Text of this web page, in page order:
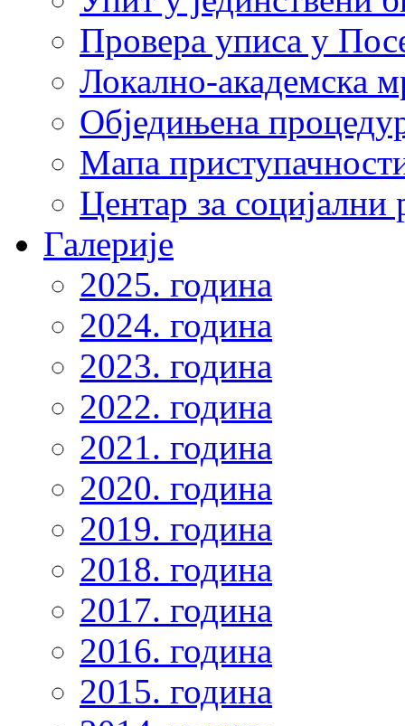
Провера уписа у
Локално-академска
Обједињена
Мапа
Центар за
Галерије
2025. година
2024. година
2023. година
2022. година
2021. година
2020. година
2019. година
2018. година
2017. година
2016. година
2015. година